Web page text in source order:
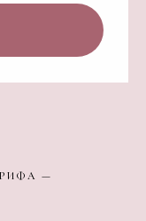
—